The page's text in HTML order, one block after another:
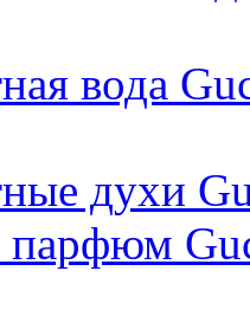
вода
духи